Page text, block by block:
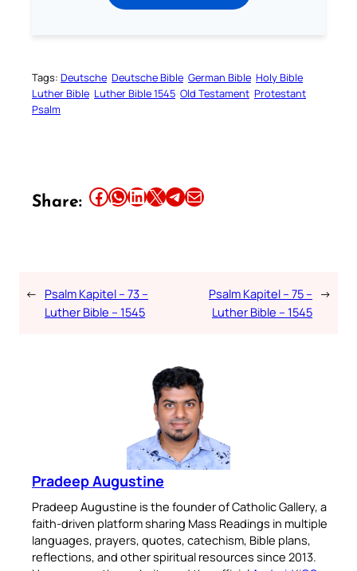
Tags: Deutsche Deutsche Bible German Bible Holy Bible
Luther Bible Luther Bible 1545 Old Testament Protestant
Psalm
Share: Share this article on Facebook Share this article on WhatsApp Share this article on LinkedIn Share this article on X Share this article on TelegramEmail this Article
← Psalm Kapitel – 73 –
Luther Bible – 1545
Psalm Kapitel – 75 –
Luther Bible – 1545
→
Pradeep Augustine
Pradeep Augustine is the founder of Catholic Gallery, a
faith-driven platform sharing Mass Readings in multiple
languages, prayers, quotes, catechism, Bible plans,
reflections, and other spiritual resources since 2013.